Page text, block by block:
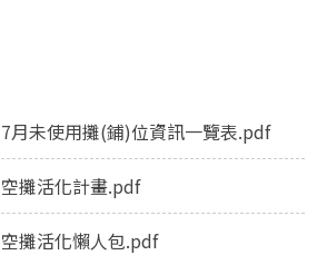
7月未使用攤(鋪)位資訊一覽表.pdf
空攤活化計畫.pdf
空攤活化懶人包.pdf